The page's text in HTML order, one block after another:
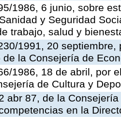
1986, 6 junio, sobre
y Seguridad
trabajo, salud y
1991, 20
de la Consejería de
1986, 18 de abril, por
de Cultura y
abr 87, de la
en la